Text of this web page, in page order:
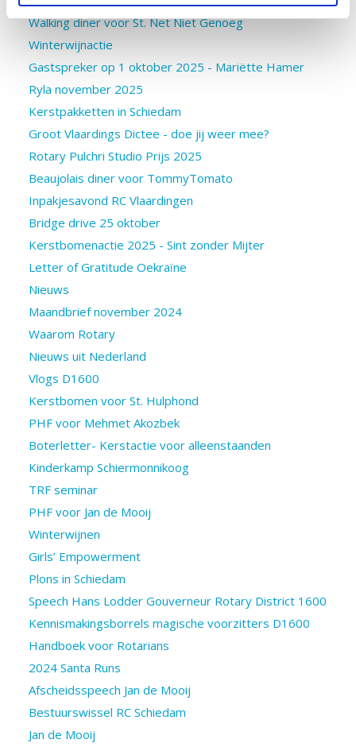
Walking diner voor St. Net Niet Genoeg
Winterwijnactie
Gastspreker op 1 oktober 2025 - Mariëtte Hamer
Ryla november 2025
Kerstpakketten in Schiedam
Groot Vlaardings Dictee - doe jij weer mee?
Rotary Pulchri Studio Prijs 2025
Beaujolais diner voor TommyTomato
Inpakjesavond RC Vlaardingen
Bridge drive 25 oktober
Kerstbomenactie 2025 - Sint zonder Mijter
Letter of Gratitude Oekraïne
Nieuws
Maandbrief november 2024
Waarom Rotary
Nieuws uit Nederland
Vlogs D1600
Kerstbomen voor St. Hulphond
PHF voor Mehmet Akozbek
Boterletter- Kerstactie voor alleenstaanden
Kinderkamp Schiermonnikoog
TRF seminar
PHF voor Jan de Mooij
Winterwijnen
Girls’ Empowerment
Plons in Schiedam
Speech Hans Lodder Gouverneur Rotary District 1600
Kennismakingsborrels magische voorzitters D1600
Handboek voor Rotarians
2024 Santa Runs
Afscheidsspeech Jan de Mooij
Bestuurswissel RC Schiedam
Jan de Mooij